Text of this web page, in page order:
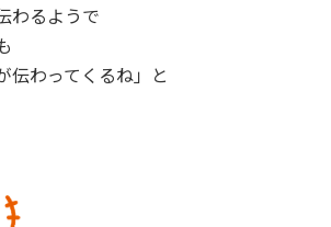
わるようで
伝わってくるね」と